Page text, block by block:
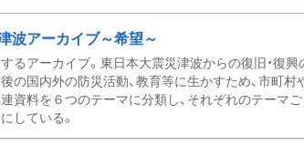
波アーカイブ～希望～
るアーカイブ。東日本大震災津波からの復旧・復
の国内外の防災活動、教育等に生かすため、市町
資料を６つのテーマに分類し、それぞれのテーマ
している。